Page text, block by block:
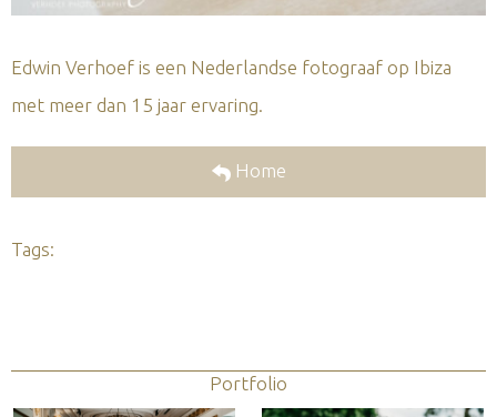
Edwin Verhoef is een Nederlandse fotograaf op Ibiza
met meer dan 15 jaar ervaring.
Home
Tags:
Portfolio